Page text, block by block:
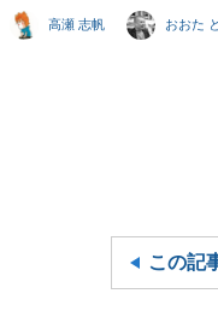
高瀬 志帆 おおた
この記